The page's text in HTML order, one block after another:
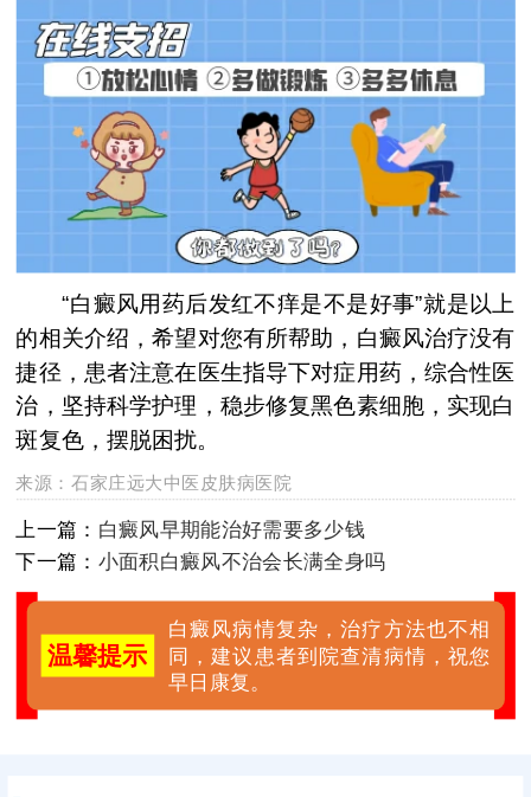
“白癜风用药后发红不痒是不是好事”就是以上
的相关介绍，希望对您有所帮助，白癜风治疗没有
捷径，患者注意在医生指导下对症用药，综合性医
治，坚持科学护理，稳步修复黑色素细胞，实现白
斑复色，摆脱困扰。
来源：石家庄远大中医皮肤病医院
上一篇： 白癜风早期能治好需要多少钱
下一篇： 小面积白癜风不治会长满全身吗
温馨提示
白癜风病情复杂，治疗方法也不相
同，建议患者到院查清病情，祝您
早日康复。